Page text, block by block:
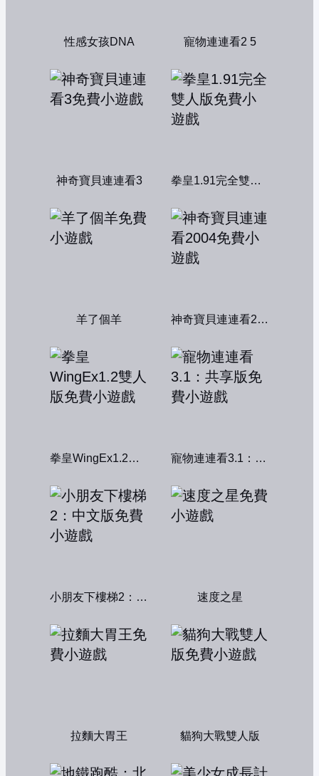
性感女孩DNA 寵物連連看2 5
神奇寶貝連連看3 拳皇1.91完全雙人版
羊了個羊 神奇寶貝連連看2004
拳皇WingEx1.2雙人版 寵物連連看3.1：共享版
小朋友下樓梯2：中文版 速度之星
拉麵大胃王 貓狗大戰雙人版